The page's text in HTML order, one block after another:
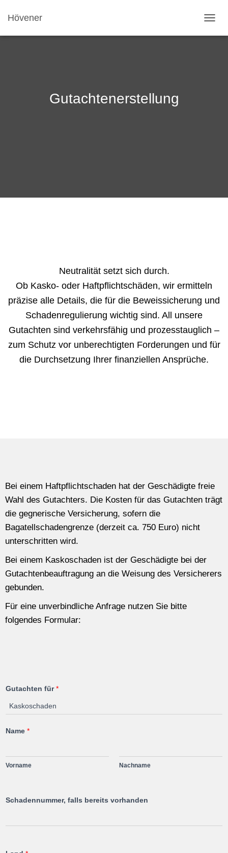
Hövener
Gutachtenerstellung
Neutralität setzt sich durch.
Ob Kasko- oder Haftpflichtschäden, wir ermitteln
präzise alle Details, die für die Beweissicherung und
Schadenregulierung wichtig sind. All unsere
Gutachten sind verkehrsfähig und prozesstauglich –
zum Schutz vor unberechtigten Forderungen und für
die Durchsetzung Ihrer finanziellen Ansprüche.
Bei einem Haftpflichtschaden hat der Geschädigte freie
Wahl des Gutachters. Die Kosten für das Gutachten trägt
die gegnerische Versicherung, sofern die
Bagatellschadengrenze (derzeit ca. 750 Euro) nicht
unterschritten wird.
Bei einem Kaskoschaden ist der Geschädigte bei der
Gutachtenbeauftragung an die Weisung des Versicherers
gebunden.
Für eine unverbindliche Anfrage nutzen Sie bitte
folgendes Formular:
Gutachten für*
Name *
Vorname Nachname
Schadennummer, falls bereits vorhanden